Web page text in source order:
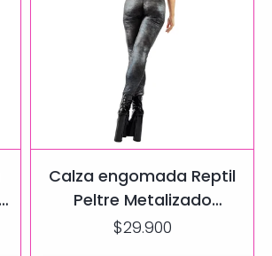
Calza engomada Reptil
Peltre Metalizado
Manchado
$29.900